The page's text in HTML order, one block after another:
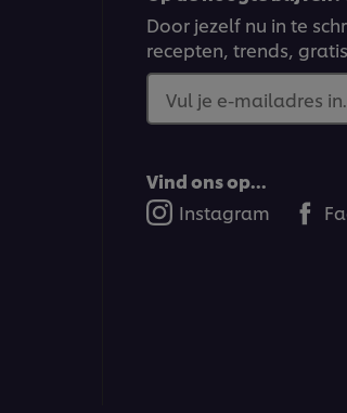
Door jezelf nu in te
recepten, trends,
Vul je e-mailadres
Vind ons op...
Instagram